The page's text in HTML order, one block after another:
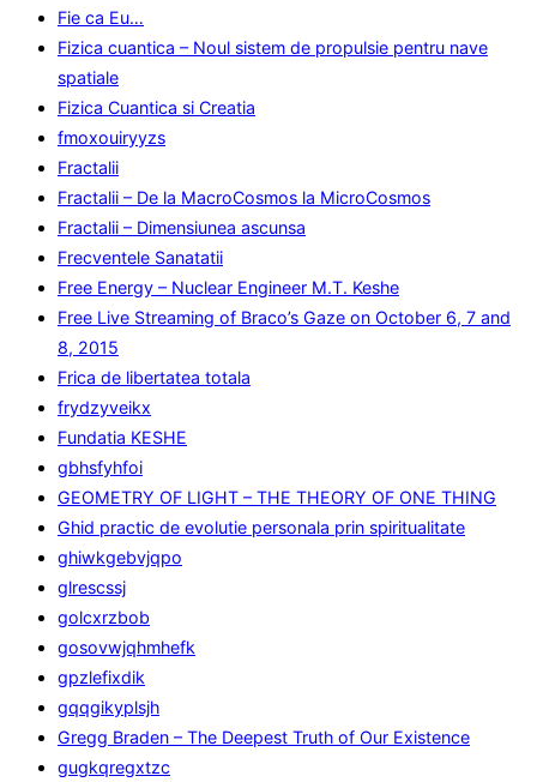
Fie ca Eu…
Fizica cuantica – Noul sistem de propulsie pentru nave
spatiale
Fizica Cuantica si Creatia
fmoxouiryyzs
Fractalii
Fractalii – De la MacroCosmos la MicroCosmos
Fractalii – Dimensiunea ascunsa
Frecventele Sanatatii
Free Energy – Nuclear Engineer M.T. Keshe
Free Live Streaming of Braco’s Gaze on October 6, 7 and
8, 2015
Frica de libertatea totala
frydzyveikx
Fundatia KESHE
gbhsfyhfoi
GEOMETRY OF LIGHT – THE THEORY OF ONE THING
Ghid practic de evolutie personala prin spiritualitate
ghiwkgebvjqpo
glrescssj
golcxrzbob
gosovwjqhmhefk
gpzlefixdik
gqqgikyplsjh
Gregg Braden – The Deepest Truth of Our Existence
gugkqregxtzc